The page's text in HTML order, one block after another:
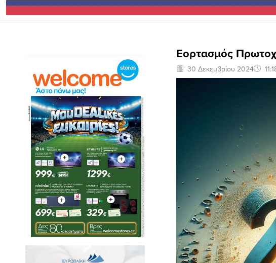
Εορτασμός
30 Δεκεμβρίου 2024